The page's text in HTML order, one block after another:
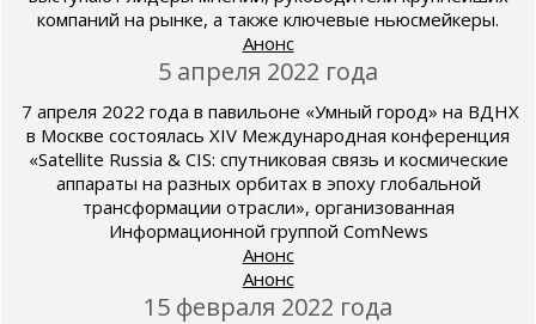
компаний на рынке, а также ключевые ньюсмейкеры.
Анонс
5 апреля 2022 года
7 апреля 2022 года в павильоне «Умный город» на ВДНХ
в Москве состоялась XIV Международная конференция
«Satellite Russia & CIS: спутниковая связь и космические
аппараты на разных орбитах в эпоху глобальной
трансформации отрасли», организованная
Информационной группой ComNews
Анонс
Анонс
15 февраля 2022 года